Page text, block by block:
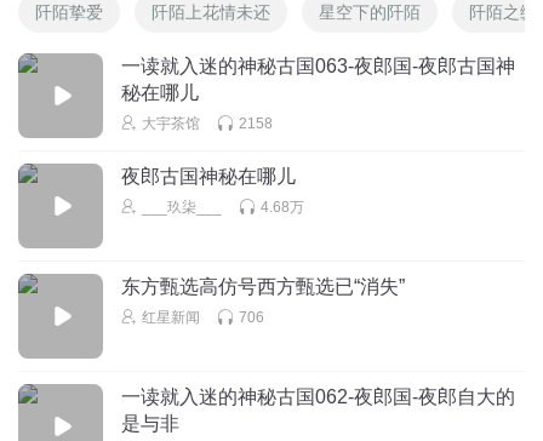
阡陌挚爱 阡陌上花情未还 星空下的阡陌 阡陌之缘
一读就入迷的神秘古国063-夜郎国-夜郎古国神
秘在哪儿
大宇茶馆 2158
夜郎古国神秘在哪儿
___玖柒___ 4.68万
东方甄选高仿号西方甄选已“消失”
红星新闻 706
一读就入迷的神秘古国062-夜郎国-夜郎自大的
是与非